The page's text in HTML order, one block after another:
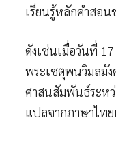
เรียนรู้หลักคำสอน
ดังเช่นเมื่อวันที่
พระเชตุพนวิมลมัง
ศาสนสัมพันธ์ระห
แปลจากภาษาไท